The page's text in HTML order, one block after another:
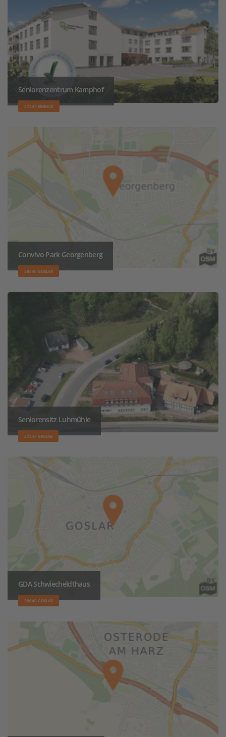
Seniorenzentrum Kamphof
37547 EINBECK
Convivo Park Georgenberg
38640 GOSLAR
Seniorensitz Luhmühle
37547 GREENE
GDA Schwiecheldthaus
38640 GOSLAR